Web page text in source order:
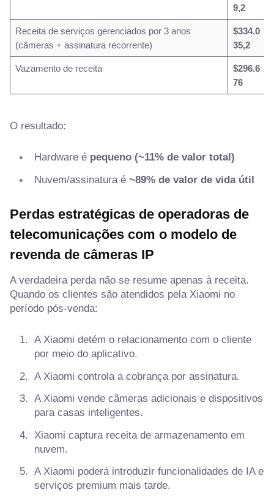
9,2
Receita de serviços gerenciados por 3 anos
(câmeras + assinatura recorrente)
$334.0
35,2
Vazamento de receita
$296.6
76
O resultado:
Hardware é pequeno (~11% de valor total)
Nuvem/assinatura é ~89% de valor de vida útil
Perdas estratégicas de operadoras de
telecomunicações com o modelo de
revenda de câmeras IP
A verdadeira perda não se resume apenas à receita.
Quando os clientes são atendidos pela Xiaomi no
período pós-venda:
A Xiaomi detém o relacionamento com o cliente
por meio do aplicativo.
A Xiaomi controla a cobrança por assinatura.
A Xiaomi vende câmeras adicionais e dispositivos
para casas inteligentes.
Xiaomi captura receita de armazenamento em
nuvem.
A Xiaomi poderá introduzir funcionalidades de IA e
serviços premium mais tarde.